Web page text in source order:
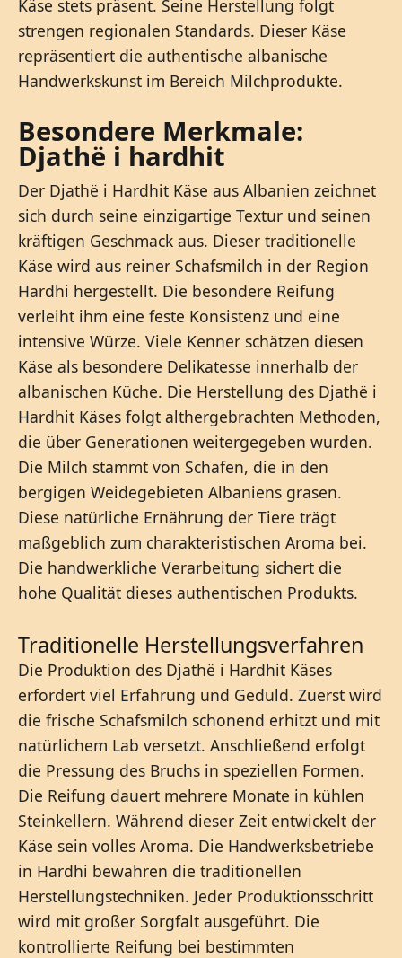
Käse stets präsent. Seine Herstellung folgt
strengen regionalen Standards. Dieser Käse
repräsentiert die authentische albanische
Handwerkskunst im Bereich Milchprodukte.
Besondere Merkmale:
Djathë i hardhit
Der Djathë i Hardhit Käse aus Albanien zeichnet
sich durch seine einzigartige Textur und seinen
kräftigen Geschmack aus. Dieser traditionelle
Käse wird aus reiner Schafsmilch in der Region
Hardhi hergestellt. Die besondere Reifung
verleiht ihm eine feste Konsistenz und eine
intensive Würze. Viele Kenner schätzen diesen
Käse als besondere Delikatesse innerhalb der
albanischen Küche. Die Herstellung des Djathë i
Hardhit Käses folgt althergebrachten Methoden,
die über Generationen weitergegeben wurden.
Die Milch stammt von Schafen, die in den
bergigen Weidegebieten Albaniens grasen.
Diese natürliche Ernährung der Tiere trägt
maßgeblich zum charakteristischen Aroma bei.
Die handwerkliche Verarbeitung sichert die
hohe Qualität dieses authentischen Produkts.
Traditionelle Herstellungsverfahren
Die Produktion des Djathë i Hardhit Käses
erfordert viel Erfahrung und Geduld. Zuerst wird
die frische Schafsmilch schonend erhitzt und mit
natürlichem Lab versetzt. Anschließend erfolgt
die Pressung des Bruchs in speziellen Formen.
Die Reifung dauert mehrere Monate in kühlen
Steinkellern. Während dieser Zeit entwickelt der
Käse sein volles Aroma. Die Handwerksbetriebe
in Hardhi bewahren die traditionellen
Herstellungstechniken. Jeder Produktionsschritt
wird mit großer Sorgfalt ausgeführt. Die
kontrollierte Reifung bei bestimmten